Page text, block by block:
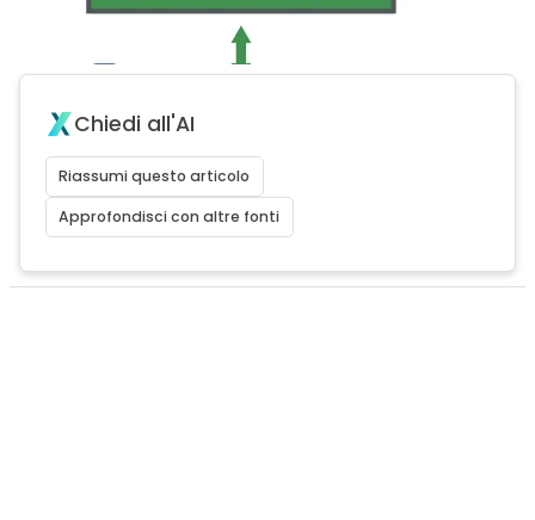
Chiedi all'AI
Riassumi questo articolo
Approfondisci con altre fonti